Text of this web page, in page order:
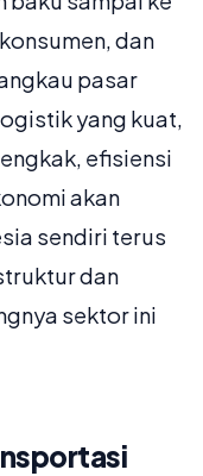
dan
pasar
yang kuat,
efisiensi
akan
sendiri terus
dan
sektor ini